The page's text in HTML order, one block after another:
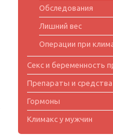
Обследования
Лишний вес
Операции при
Секс и беременность
Препараты и средства
Гормоны
Климакс у мужчин